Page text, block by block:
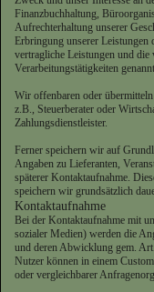
Finanzbuchhaltung,
Aufrechterhaltung unserer
Erbringung unserer
vertragliche Leistungen und
Verarbeitungstätigkeiten
Wir offenbaren oder
z.B., Steuerberater oder
Zahlungsdienstleister.
Ferner speichern wir auf
Angaben zu Lieferanten,
späterer Kontaktaufnahme.
speichern wir grundsätzlich
Kontaktaufnahme
Bei der Kontaktaufnahme mit
sozialer Medien) werden die
und deren Abwicklung gem.
Nutzer können in einem
oder vergleichbarer